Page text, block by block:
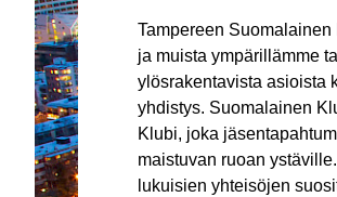
Tampereen
ja muista ympärillämme
ylösrakentavista asioista
yhdistys. Suomalainen
Klubi, joka
maistuvan ruoan
lukuisien yhteisöjen